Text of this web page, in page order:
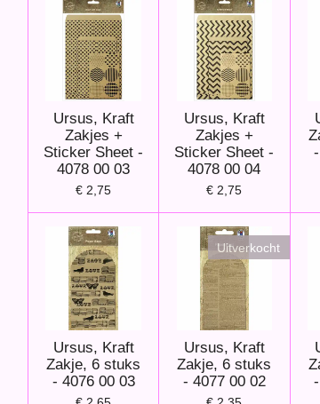
Ursus, Kraft
Zakjes +
Sticker Sheet -
4078 00 03
€ 2,75
Ursus, Kraft
Zakjes +
Sticker Sheet -
4078 00 04
€ 2,75
Ursus, Kraft
Zakje, 6 stuks
- 4076 00 03
Uitverkocht
Ursus, Kraft
Zakje, 6 stuks
- 4077 00 02